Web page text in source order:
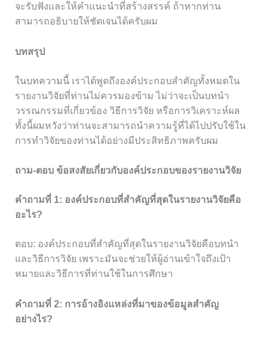
จะรับฟังและให้คำแนะนำที่สร้างสรรค์ ถ้าหากท่าน
สามารถอธิบายให้ชัดเจนได้ครับผม
บทสรุป
ในบทความนี้ เราได้พูดถึงองค์ประกอบสำคัญทั้งหมดใน
รายงานวิจัยที่ท่านไม่ควรมองข้าม ไม่ว่าจะเป็นบทนำ
วรรณกรรมที่เกี่ยวข้อง วิธีการวิจัย หรือการวิเคราะห์ผล
ทั้งนี้ผมหวังว่าท่านจะสามารถนำความรู้ที่ได้ไปปรับใช้ใน
การทำวิจัยของท่านได้อย่างมีประสิทธิภาพครับผม
ถาม-ตอบ ข้อสงสัยเกี่ยวกับองค์ประกอบของรายงานวิจัย
คำถามที่ 1: องค์ประกอบที่สำคัญที่สุดในรายงานวิจัยคือ
อะไร?
ตอบ: องค์ประกอบที่สำคัญที่สุดในรายงานวิจัยคือบทนำ
และวิธีการวิจัย เพราะมันจะช่วยให้ผู้อ่านเข้าใจถึงเป้า
หมายและวิธีการที่ท่านใช้ในการศึกษา
คำถามที่ 2: การอ้างอิงแหล่งที่มาของข้อมูลสำคัญ
อย่างไร?